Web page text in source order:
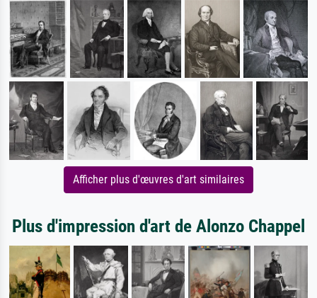
Afficher plus d'œuvres d'art similaires
Plus d'impression d'art de Alonzo Chappel